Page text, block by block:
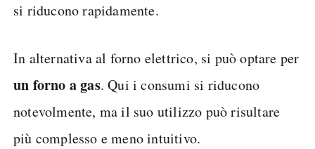
si riducono rapidamente.
In alternativa al forno elettrico, si può optare per
un forno a gas. Qui i consumi si riducono
notevolmente, ma il suo utilizzo può risultare
più complesso e meno intuitivo.